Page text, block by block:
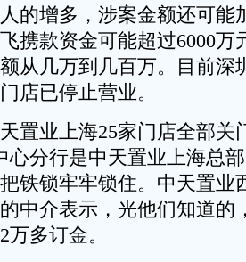
增多，涉案金额还可能
携款资金可能超过6000万
从几万到几百万。目前深
店已停止营业。
业上海25家门店全部关
心分行是中天置业上海总
铁锁牢牢锁住。中天置业
中介表示，光他们知道的
万多订金。